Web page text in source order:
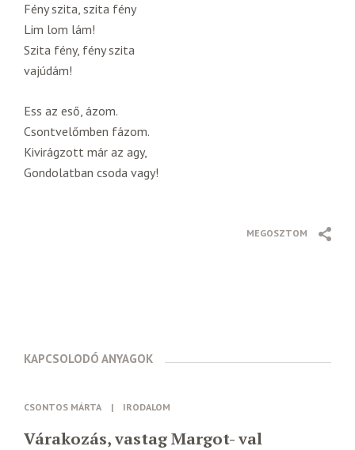
Fény szita, szita fény
Lim lom lám!
Szita fény, fény szita
vajúdám!
Ess az eső, ázom.
Csontvelőmben fázom.
Kivirágzott már az agy,
Gondolatban csoda vagy!
MEGOSZTOM
KAPCSOLODÓ ANYAGOK
CSONTOS MÁRTA | IRODALOM
Várakozás, vastag Margot- val